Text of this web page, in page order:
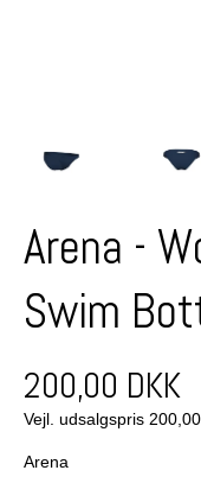
Arena -
Swim
200,00 DKK
Vejl. udsalgspris
Arena